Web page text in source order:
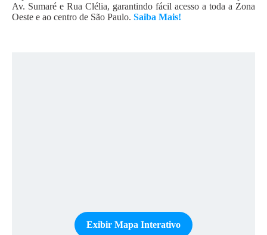
Av. Sumaré e Rua Clélia, garantindo fácil acesso a toda a Zona
Oeste e ao centro de São Paulo. Saiba Mais!
Exibir Mapa Interativo